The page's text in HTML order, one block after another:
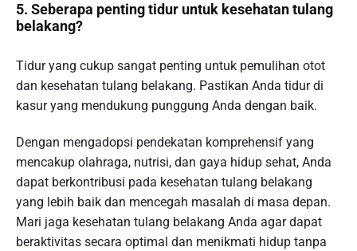
5. Seberapa penting tidur untuk kesehatan tulang
belakang?
Tidur yang cukup sangat penting untuk pemulihan otot
dan kesehatan tulang belakang. Pastikan Anda tidur di
kasur yang mendukung punggung Anda dengan baik.
Dengan mengadopsi pendekatan komprehensif yang
mencakup olahraga, nutrisi, dan gaya hidup sehat, Anda
dapat berkontribusi pada kesehatan tulang belakang
yang lebih baik dan mencegah masalah di masa depan.
Mari jaga kesehatan tulang belakang Anda agar dapat
beraktivitas secara optimal dan menikmati hidup tanpa